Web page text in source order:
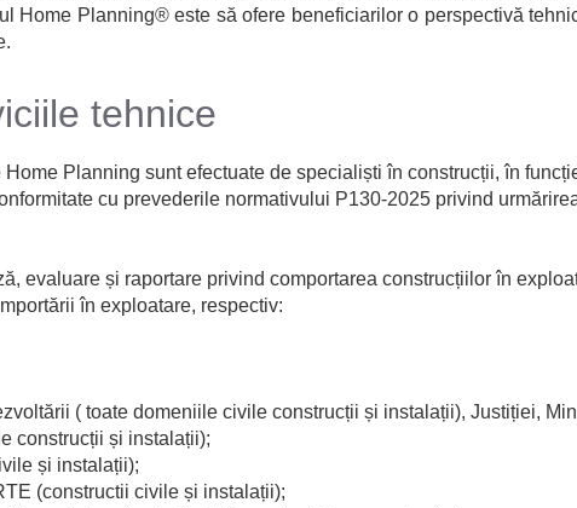
Home Planning® este să ofere beneficiarilor o perspectivă
tehnice
Planning sunt efectuate de specialiști în construcții, în
cu prevederile normativului P130-2025 privind
evaluare și raportare privind comportarea construcțiilor în
în exploatare, respectiv:
( toate domeniile civile construcții și instalații), Justiției,
construcții și instalații);
și instalații);
(constructii civile și instalații);